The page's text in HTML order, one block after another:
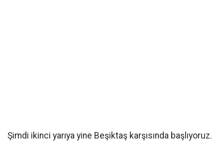
Şimdi ikinci yarıya yine Beşiktaş karşısında başlıyoruz.